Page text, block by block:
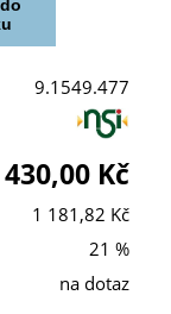
9.1549.477
Kč
1 181,82 Kč
21 %
na dotaz